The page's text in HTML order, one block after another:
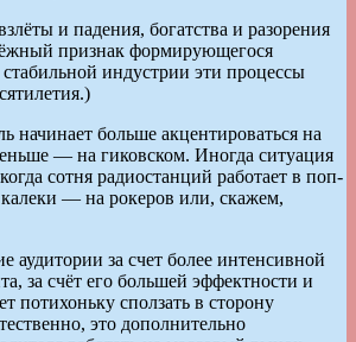
и падения, богатства и разорения
признак формирующегося
индустрии эти процессы
начинает больше акцентироваться на
— на гиковском. Иногда ситуация
сотня радиостанций работает в поп-
калеки — на рокеров или, скажем,
аудитории за счет более интенсивной
за счёт его большей эффектности и
потихоньку сползать в сторону
это дополнительно